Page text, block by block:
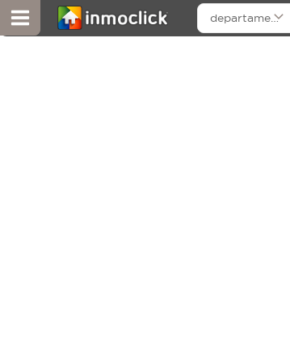
departamentos